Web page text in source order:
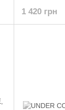
1 420 грн